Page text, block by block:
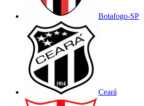
Botafogo-SP
Ceará